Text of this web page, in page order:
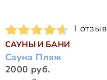
1 отзыв
САУНЫ И БАНИ
Сауна Пляж
2000 руб.